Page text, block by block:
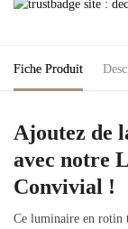
Fiche Produit
Ajoutez de
avec notre
Convivial !
Ce luminaire en rotin